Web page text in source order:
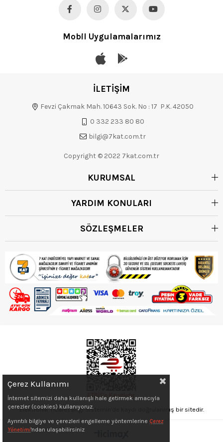
Mobil Uygulamalarımız
İLETİŞİM
Fevzi Çakmak Mah. 10643 Sok. No : 17 P.K. 42050
0 332 233 80 80
bilgi@7kat.com.tr
Copyright © 2022 7kat.com.tr
KURUMSAL
YARDIM KONULARI
SÖZLEŞMELER
Elektronik Ticaret Bilgi Sistemin'de kaydı doğrulanmış bir sitedir.
Çerez Kullanımı
İnternet sitemizi daha kullanışlı hale getirmek amacıyla
çerezler (cookies) kullanıyoruz.
Ayrıntılı bilgiye ve çerezleri engelleme yöntemlerine Çerez
Yönetimi'ndan ulaşabilirsiniz